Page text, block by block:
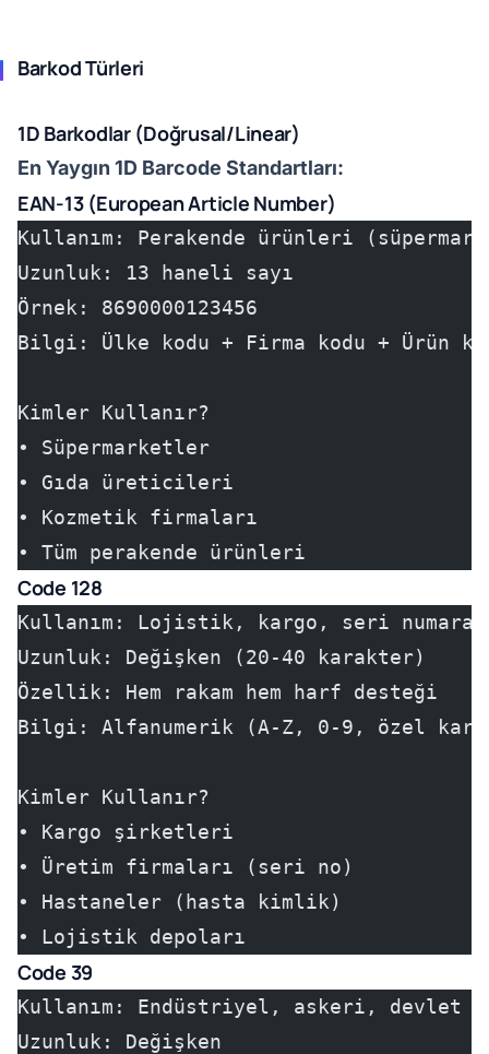
Barkod Türleri
1D Barkodlar (Doğrusal/Linear)
En Yaygın 1D Barcode Standartları:
EAN-13 (European Article Number)
Kullanım: Perakende ürünleri
Uzunluk: 13 haneli sayı
Örnek: 8690000123456
Bilgi: Ülke kodu + Firma kodu + Ürün
Kimler Kullanır?
• Süpermarketler
• Gıda üreticileri
• Kozmetik firmaları
• Tüm perakende ürünleri
Code 128
Kullanım: Lojistik, kargo, seri
Uzunluk: Değişken (20-40 karakter)
Özellik: Hem rakam hem harf desteği
Bilgi: Alfanumerik (A-Z, 0-9, özel
Kimler Kullanır?
• Kargo şirketleri
• Üretim firmaları (seri no)
• Hastaneler (hasta kimlik)
• Lojistik depoları
Code 39
Kullanım: Endüstriyel, askeri, devlet
Uzunluk: Değişken